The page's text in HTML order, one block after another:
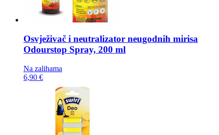
Osvježivač i neutralizator neugodnih mirisa
Odourstop Spray, 200 ml
Na zalihama
6,90 €